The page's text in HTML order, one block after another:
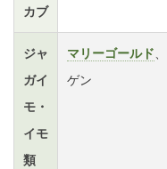
カブ
ジャ
ガイ
モ・
イモ
類
マリーゴールド
ゲン